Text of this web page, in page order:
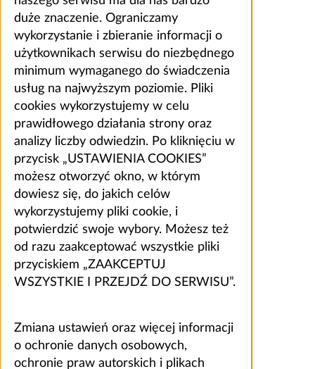
duże znaczenie. Ograniczamy
wykorzystanie i zbieranie informacji o
użytkownikach serwisu do niezbędnego
minimum wymaganego do świadczenia
usług na najwyższym poziomie. Pliki
cookies wykorzystujemy w celu
prawidłowego działania strony oraz
analizy liczby odwiedzin. Po kliknięciu w
przycisk „USTAWIENIA COOKIES”
możesz otworzyć okno, w którym
dowiesz się, do jakich celów
wykorzystujemy pliki cookie, i
potwierdzić swoje wybory. Możesz też
od razu zaakceptować wszystkie pliki
przyciskiem „ZAAKCEPTUJ
WSZYSTKIE I PRZEJDŹ DO SERWISU”.
Zmiana ustawień oraz więcej informacji
o ochronie danych osobowych,
ochronie praw autorskich i plikach